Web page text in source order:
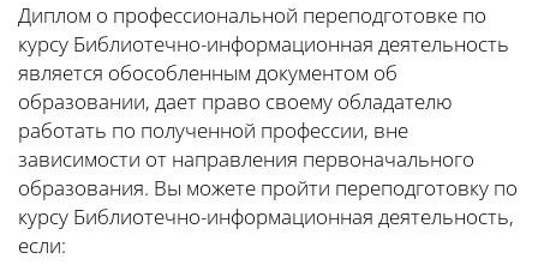
Диплом о профессиональной переподготовке по
курсу Библиотечно-информационная деятельность
является обособленным документом об
образовании, дает право своему обладателю
работать по полученной профессии, вне
зависимости от направления первоначального
образования. Вы можете пройти переподготовку по
курсу Библиотечно-информационная деятельность,
если: